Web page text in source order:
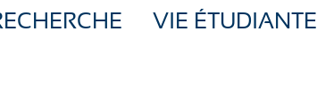
VIE ÉTUDIANTE